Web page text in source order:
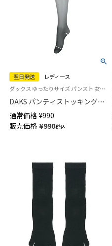
翌日発送
レディース
ダックス ゆったりサイズ パンスト 女性 婦人 レディース
DAKS パンティストッキング
DCYシアーサポート ヒップゆっ
たり MLサイズ ( JJMサイズ )
【365日最短翌日発送】
通常価格 ¥990
販売価格 ¥990税込